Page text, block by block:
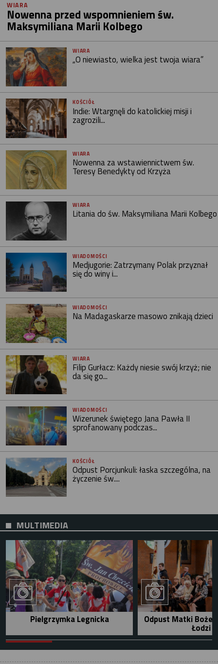
WIARA
Nowenna przed wspomnieniem św.
Maksymiliana Marii Kolbego
WIARA
„O niewiasto, wielka jest twoja wiara”
KOŚCIÓŁ
Indie: Wtargnęli do katolickiej misji i
zagrozili...
WIARA
Nowenna za wstawiennictwem św.
Teresy Benedykty od Krzyża
WIARA
Litania do św. Maksymiliana Marii Kolbego
WIADOMOŚCI
Medjugorie: Zatrzymany Polak przyznał
się do winy i...
WIADOMOŚCI
Na Madagaskarze masowo znikają dzieci
WIARA
Filip Gurłacz: Każdy niesie swój krzyż; nie
da się go...
WIADOMOŚCI
Wizerunek świętego Jana Pawła II
sprofanowany podczas...
KOŚCIÓŁ
Odpust Porcjunkuli: łaska szczególna, na
życzenie św....
MULTIMEDIA
Pielgrzymka Legnicka Odpust Matki Bożej
Łodzi